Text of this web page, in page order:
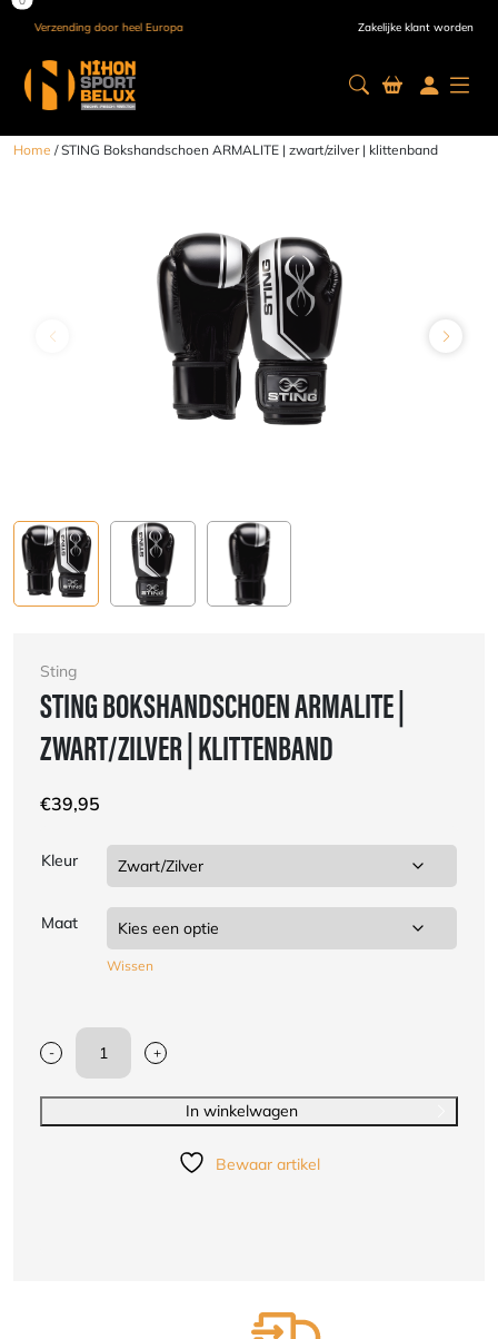
Verzending door heel Europa Zakelijke klant worden
Home / STING Bokshandschoen ARMALITE | zwart/zilver | klittenband
Sting
STING BOKSHANDSCHOEN ARMALITE |
ZWART/ZILVER | KLITTENBAND
€39,95
Kleur
Maat
Wissen
-
STING
|
+
In winkelwagen
Bewaar artikel